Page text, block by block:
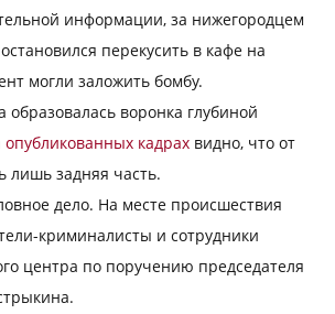
информации, за нижегородцем
перекусить в кафе на
могли заложить бомбу.
образовалась воронка глубиной
опубликованных кадрах видно, что от
лишь задняя часть.
дело. На месте происшествия
криминалисты и сотрудники
центра по поручению председателя